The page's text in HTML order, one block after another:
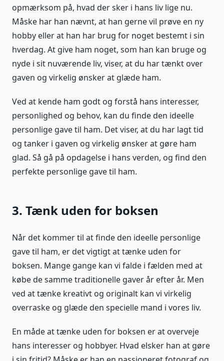
opmærksom på, hvad der sker i hans liv lige nu.
Måske har han nævnt, at han gerne vil prøve en ny
hobby eller at han har brug for noget bestemt i sin
hverdag. At give ham noget, som han kan bruge og
nyde i sit nuværende liv, viser, at du har tænkt over
gaven og virkelig ønsker at glæde ham.
Ved at kende ham godt og forstå hans interesser,
personlighed og behov, kan du finde den ideelle
personlige gave til ham. Det viser, at du har lagt tid
og tanker i gaven og virkelig ønsker at gøre ham
glad. Så gå på opdagelse i hans verden, og find den
perfekte personlige gave til ham.
3. Tænk uden for boksen
Når det kommer til at finde den ideelle personlige
gave til ham, er det vigtigt at tænke uden for
boksen. Mange gange kan vi falde i fælden med at
købe de samme traditionelle gaver år efter år. Men
ved at tænke kreativt og originalt kan vi virkelig
overraske og glæde den specielle mand i vores liv.
En måde at tænke uden for boksen er at overveje
hans interesser og hobbyer. Hvad elsker han at gøre